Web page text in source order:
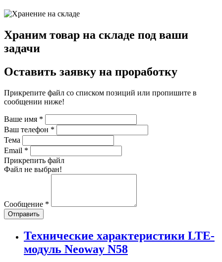
Храним товар на складе под ваши
задачи
Оставить заявку на проработку
Прикрепите файл со списком позиций или пропишите в
сообщении ниже!
Ваше имя *
Ваш телефон *
Тема
Email *
Прикрепить файл
Файл не выбран!
Сообщение *
Отправить
Технические характеристики LTE-
модуль Neoway N58